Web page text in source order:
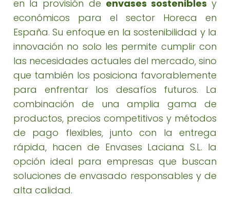
en la provisión de envases sostenibles y
económicos para el sector Horeca en
España. Su enfoque en la sostenibilidad y la
innovación no solo les permite cumplir con
las necesidades actuales del mercado, sino
que también los posiciona favorablemente
para enfrentar los desafíos futuros. La
combinación de una amplia gama de
productos, precios competitivos y métodos
de pago flexibles, junto con la entrega
rápida, hacen de Envases Laciana S.L. la
opción ideal para empresas que buscan
soluciones de envasado responsables y de
alta calidad.